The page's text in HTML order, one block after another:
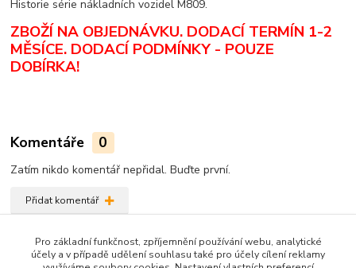
Historie série nákladních vozidel M809.
ZBOŽÍ NA OBJEDNÁVKU. DODACÍ TERMÍN 1-2
MĚSÍCE. DODACÍ PODMÍNKY - POUZE
DOBÍRKA!
Komentáře 0
Zatím nikdo komentář nepřidal. Buďte první.
Přidat komentář
Zboží zařazeno v kategoriích
Pro základní funkčnost, zpříjemnění používání webu, analytické
účely a v případě udělení souhlasu také pro účely cílení reklamy